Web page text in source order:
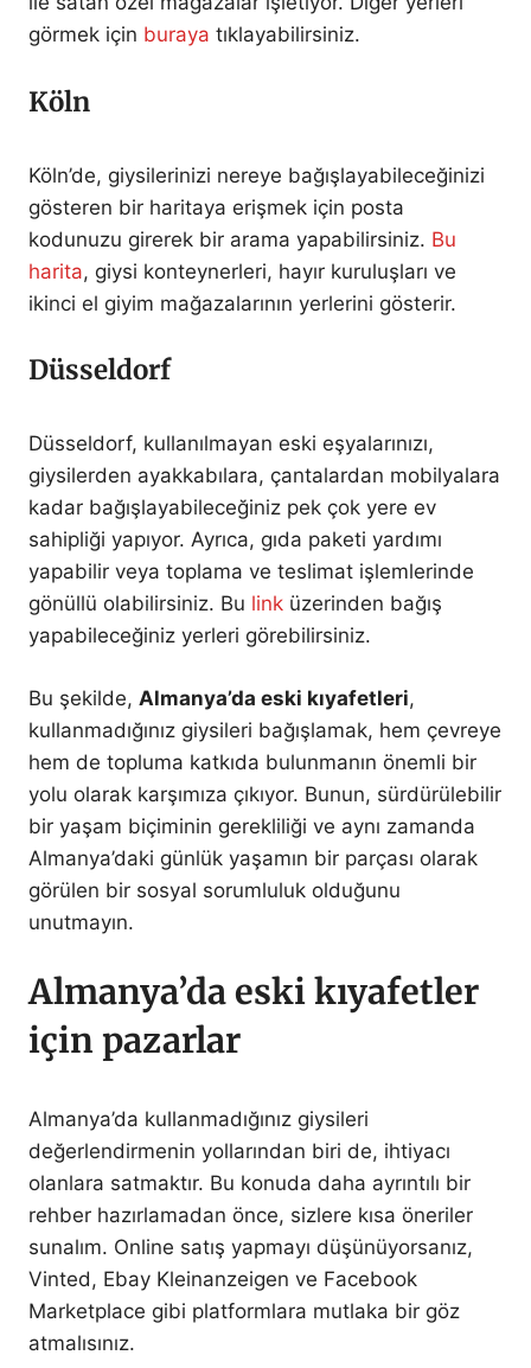
görmek için buraya tıklayabilirsiniz.
Köln
Köln’de, giysilerinizi nereye bağışlayabileceğinizi
gösteren bir haritaya erişmek için posta
kodunuzu girerek bir arama yapabilirsiniz. Bu
harita, giysi konteynerleri, hayır kuruluşları ve
ikinci el giyim mağazalarının yerlerini gösterir.
Düsseldorf
Düsseldorf, kullanılmayan eski eşyalarınızı,
giysilerden ayakkabılara, çantalardan mobilyalara
kadar bağışlayabileceğiniz pek çok yere ev
sahipliği yapıyor. Ayrıca, gıda paketi yardımı
yapabilir veya toplama ve teslimat işlemlerinde
gönüllü olabilirsiniz. Bu link üzerinden bağış
yapabileceğiniz yerleri görebilirsiniz.
Bu şekilde, Almanya’da eski kıyafetleri,
kullanmadığınız giysileri bağışlamak, hem çevreye
hem de topluma katkıda bulunmanın önemli bir
yolu olarak karşımıza çıkıyor. Bunun, sürdürülebilir
bir yaşam biçiminin gerekliliği ve aynı zamanda
Almanya’daki günlük yaşamın bir parçası olarak
görülen bir sosyal sorumluluk olduğunu
unutmayın.
Almanya’da eski kıyafetler
için pazarlar
Almanya’da kullanmadığınız giysileri
değerlendirmenin yollarından biri de, ihtiyacı
olanlara satmaktır. Bu konuda daha ayrıntılı bir
rehber hazırlamadan önce, sizlere kısa öneriler
sunalım. Online satış yapmayı düşünüyorsanız,
Vinted, Ebay Kleinanzeigen ve Facebook
Marketplace gibi platformlara mutlaka bir göz
atmalısınız.